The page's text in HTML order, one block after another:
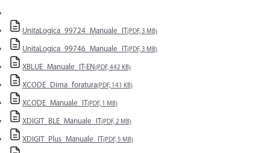
UnitaLogica_99724_Manuale_IT(PDF, 3 MB)
UnitaLogica_99746_Manuale_IT(PDF, 3 MB)
XBLUE_Manuale_IT-EN(PDF, 442 KB)
XCODE_Dima_foratura(PDF, 141 KB)
XCODE_Manuale_IT(PDF, 1 MB)
XDIGIT_BLE_Manuale_IT(PDF, 2 MB)
XDIGIT_Plus_Manuale_IT(PDF, 5 MB)